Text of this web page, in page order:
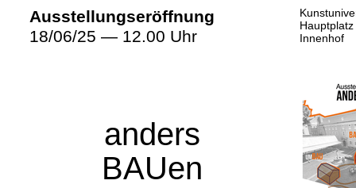
Ausstellungseröffnung
18/06/25 — 12.00 Uhr
Hauptplatz
Innenhof
anders
BAUen